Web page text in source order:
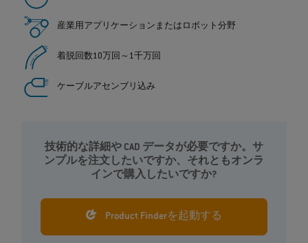
産業用アプリケーションまたはロボット分野
着脱回数10万回～1千万回
ケーブルアセンブリ込み
技術的な詳細や CAD データが必要ですか。サ
ンプルを注文したいですか、それともオンラ
インで購入したいですか?
Product Finderを起動する